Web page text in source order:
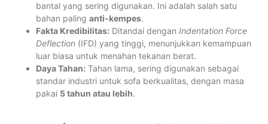
bantal yang sering digunakan. Ini adalah salah satu
bahan paling anti-kempes.
Fakta Kredibilitas: Ditandai dengan Indentation Force
Deflection (IFD) yang tinggi, menunjukkan kemampuan
luar biasa untuk menahan tekanan berat.
Daya Tahan: Tahan lama, sering digunakan sebagai
standar industri untuk sofa berkualitas, dengan masa
pakai 5 tahun atau lebih.